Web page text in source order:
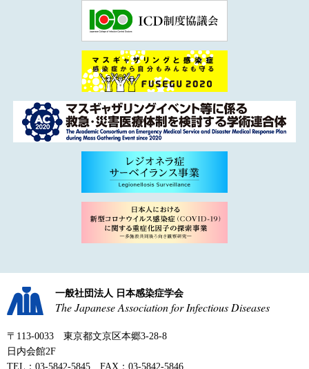
一般社団法人 日本感染症学会
The Japanese Association for Infectious Diseases
〒113-0033 東京都文京区本郷3-28-8
日内会館2F
TEL：03-5842-5845 FAX：03-5842-5846